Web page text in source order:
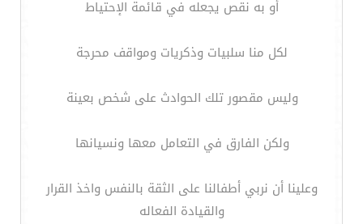
أو به نقص يجعله في قائمة الإحتياط
لكل منا سلبيات وذكريات ومواقف محرجة
وليس مقصور تلك الحوادث على شخص بعينة
ولكن الفارق في التعامل معها ونسيانها
وعلينا أن نربي أطفالنا على الثقة بالنفس واخذ القرار
والقيادة الفعاله